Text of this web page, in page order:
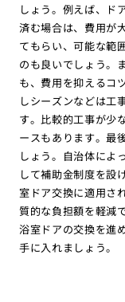
しょう。例えば、ド
済む場合は、費用が
てもらい、可能な範
のも良いでしょう。
も、費用を抑えるコ
しシーズンなどは工
す。比較的工事が少
ースもあります。最
しょう。自治体によ
して補助金制度を設
室ドア交換に適用さ
質的な負担額を軽減
浴室ドアの交換を進
手に入れましょう。